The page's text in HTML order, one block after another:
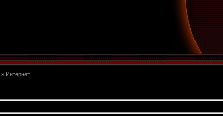
» Интернет